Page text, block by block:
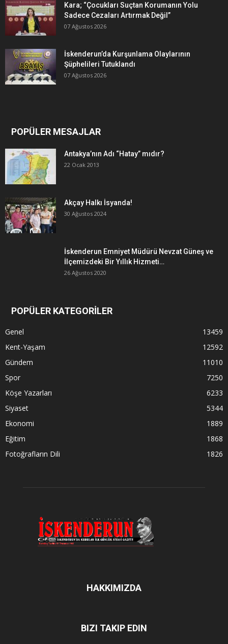
Kara; “Çocukları Suçtan Korumanın Yolu
Sadece Cezaları Artırmak Değil”
07 Ağustos 2026
İskenderun’da Kurşunlama Olaylarının
Şüphelileri Tutuklandı
07 Ağustos 2026
POPÜLER MESAJLAR
Antakya’nın Adı “Hatay” mıdır?
22 Ocak 2013
Akçay Halkı İsyanda!
30 Ağustos 2024
İskenderun Emniyet Müdürü Nevzat Güneş ve
İlçemizdeki Bir Yıllık Hizmeti…
26 Ağustos 2020
POPÜLER KATEGORİLER
Genel
13459
Kent-Yaşam
12592
Gündem
11010
Spor
7250
Köşe Yazarları
6233
Siyaset
5344
Ekonomi
1889
Eğitim
1868
Fotoğrafların Dili
1826
HAKKIMIZDA
BIZI TAKIP EDIN